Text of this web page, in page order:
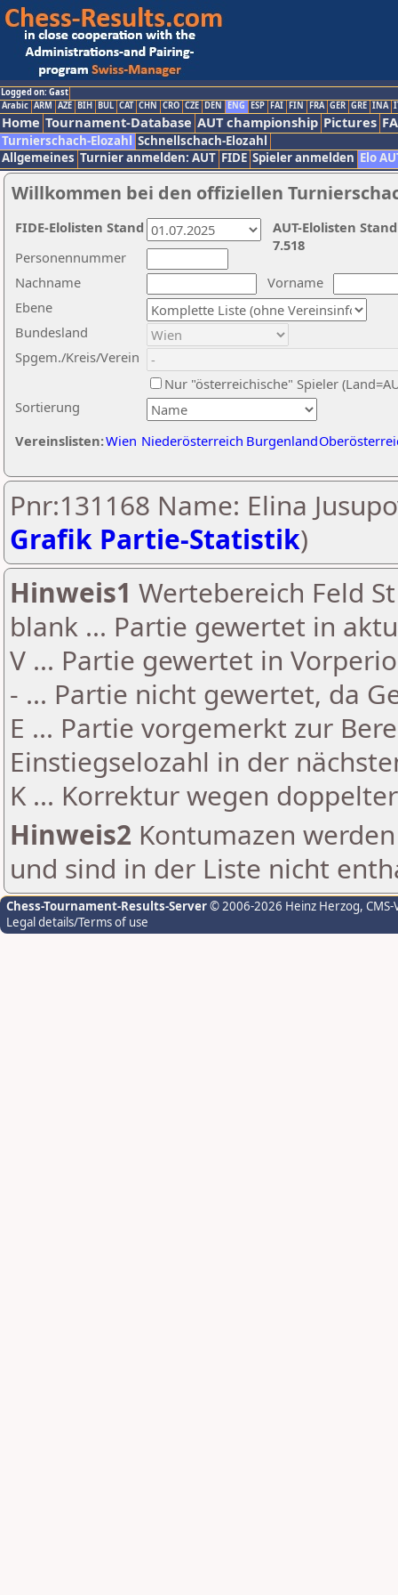
Logged on: Gast
Arabic ARM AZE BIH BUL CAT CHN CRO CZE DEN ENG ESP FAI FIN FRA GER GRE INA
Home Tournament-Database AUT championship Pictures
Turnierschach-Elozahl Schnellschach-Elozahl
Allgemeines Turnier anmelden: AUT FIDE Spieler anmelden Elo
Willkommen bei den offiziellen
Nachname
Vorname
Ebene
Sortierung
Personennummer
Bundesland
Spgem./Kreis/Verein
Nur "österreichische" Spieler
Vereinslisten:Wien Niederösterreich Burgenland
AUT-Elolisten
7.518
FIDE-Elolisten Stand
Pnr:131168 Name: Elina
Grafik Partie-Statistik)
Hinweis1 Wertebereich Feld
blank ... Partie gewertet in
V ... Partie gewertet in
- ... Partie nicht gewertet, da
E ... Partie vorgemerkt zur
Einstiegselozahl in der
K ... Korrektur wegen
Hinweis2 Kontumazen
und sind in der Liste nicht
Chess-Tournament-Results-Server© 2006-2026 Heinz Herzog,
Legal details/Terms of use